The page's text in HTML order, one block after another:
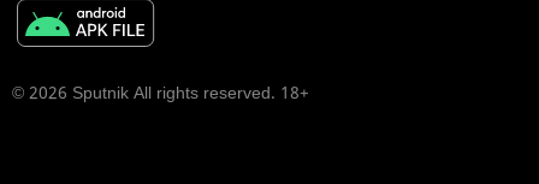
© 2026 Sputnik All rights reserved. 18+